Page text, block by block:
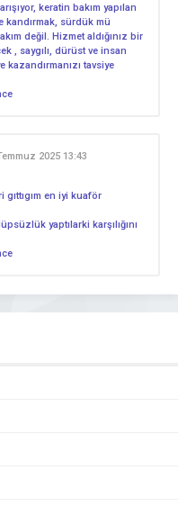
keratin bakım yapılan
kandırmak, sürdük mü
değil. Hizmet aldığınız bir
, saygılı, dürüst ve insan
tavsiye
2025 13:43
en iyi kuaför
yaptılarki karşılığını